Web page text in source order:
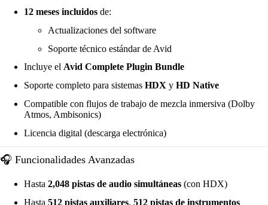
12 meses incluidos de:
Actualizaciones del software
Soporte técnico estándar de Avid
Incluye el Avid Complete Plugin Bundle
Soporte completo para sistemas HDX y HD Native
Compatible con flujos de trabajo de mezcla inmersiva (Dolby
Atmos, Ambisonics)
Licencia digital (descarga electrónica)
🎧 Funcionalidades Avanzadas
Hasta 2,048 pistas de audio simultáneas (con HDX)
Hasta 512 pistas auxiliares, 512 pistas de instrumentos